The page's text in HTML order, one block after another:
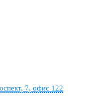
7, офис 122